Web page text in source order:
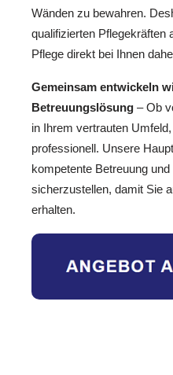
Wänden zu bewahren.
qualifizierten Pflegekräften
Pflege direkt bei Ihnen
Gemeinsam entwickeln
Betreuungslösung – Ob
in Ihrem vertrauten
professionell. Unsere
kompetente Betreuung
sicherzustellen, damit Sie
erhalten.